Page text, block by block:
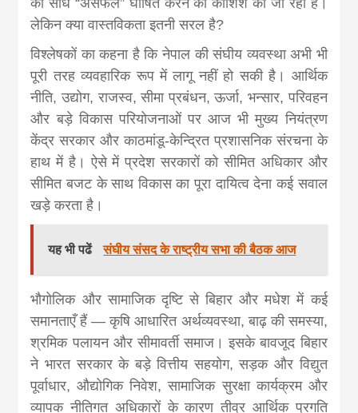
लेकिन क्या वास्तविकता इतनी सरल है?
विश्लेषकों का कहना है कि नेपाल की संघीय व्यवस्था अभी भी
पूरी तरह व्यवहारिक रूप में लागू नहीं हो सकी है। आर्थिक
नीति, उद्योग, राजस्व, सीमा प्रबंधन, ऊर्जा, भन्सार, परिवहन
और बड़े विकास परियोजनाओं पर आज भी मुख्य नियंत्रण
केंद्र सरकार और काठमांडू-केन्द्रित प्रशासनिक संरचना के
हाथ में है। ऐसे में प्रदेश सरकारों को सीमित अधिकार और
सीमित बजट के साथ विकास का पूरा दायित्व देना कई सवाल
खड़े करता है।
यह भी पढें संघीय संसद के राष्ट्रीय सभा की बैठक आज
भौगोलिक और सामाजिक दृष्टि से बिहार और मधेश में कई
समानताएँ हैं — कृषि आधारित अर्थव्यवस्था, बाढ़ की समस्या,
श्रमिक पलायन और सीमावर्ती समाज। इसके बावजूद बिहार
ने भारत सरकार के बड़े वित्तीय सहयोग, सड़क और विद्युत
पूर्वाधार, औद्योगिक निवेश, सामाजिक सुरक्षा कार्यक्रम और
व्यापक नीतिगत अधिकारों के कारण तीव्र आर्थिक प्रगति